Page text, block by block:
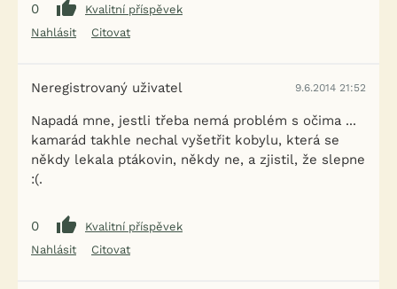
0
Kvalitní příspěvek
Nahlásit
Citovat
Neregistrovaný uživatel 9.6.2014 21:52
Napadá mne, jestli třeba nemá problém s očima ...
kamarád takhle nechal vyšetřit kobylu, která se
někdy lekala ptákovin, někdy ne, a zjistil, že slepne
:(.
0
Kvalitní příspěvek
Nahlásit
Citovat